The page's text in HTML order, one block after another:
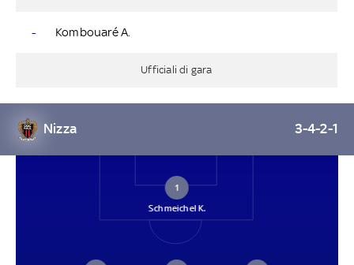
- Kombouaré A.
Ufficiali di gara
Nizza 3-4-2-1
1
Schmeichel K.